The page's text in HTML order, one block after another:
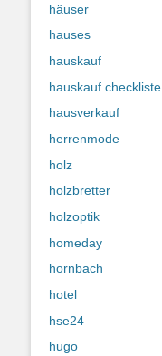
häuser
hauses
hauskauf
hauskauf checkliste
hausverkauf
herrenmode
holz
holzbretter
holzoptik
homeday
hornbach
hotel
hse24
hugo